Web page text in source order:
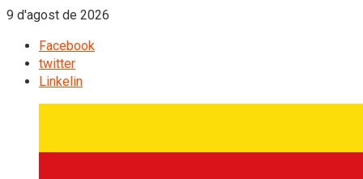
9 d'agost de 2026
Facebook
twitter
Linkelin